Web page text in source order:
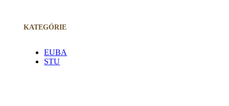
KATEGÓRIE
EUBA
STU